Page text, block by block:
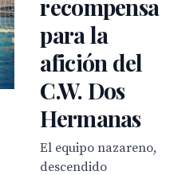
recompensa
para la
afición del
C.W. Dos
Hermanas
El equipo nazareno,
descendido